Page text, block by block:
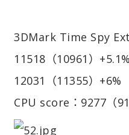
3DMark Time Spy
11518（10961）+5.1%
12031（11355）+6%
CPU score：9277（